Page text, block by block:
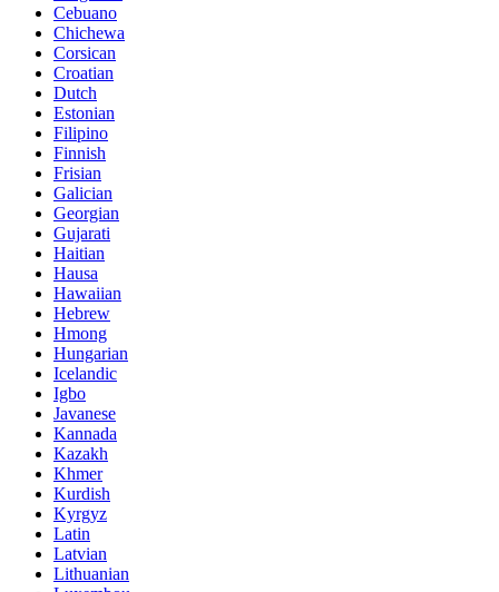
Cebuano
Chichewa
Corsican
Croatian
Dutch
Estonian
Filipino
Finnish
Frisian
Galician
Georgian
Gujarati
Haitian
Hausa
Hawaiian
Hebrew
Hmong
Hungarian
Icelandic
Igbo
Javanese
Kannada
Kazakh
Khmer
Kurdish
Kyrgyz
Latin
Latvian
Lithuanian